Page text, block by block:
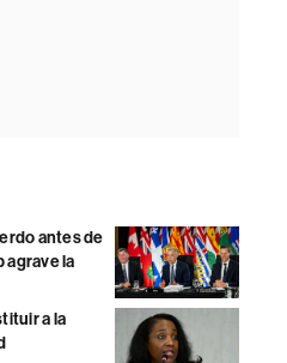
antes de
agrave la
a la